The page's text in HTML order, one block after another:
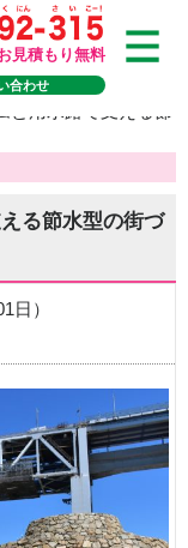
見積もり無料
合わせ
る節水型の街づ
日）